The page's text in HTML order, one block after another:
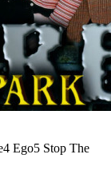
Ego5 Stop The